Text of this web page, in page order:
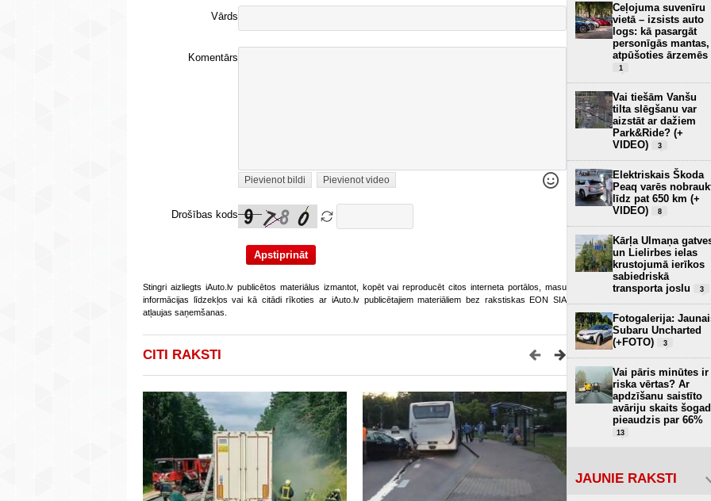
Vārds
Komentārs
Pievienot bildi Pievienot video
Drošības kods
Stingri aizliegts iAuto.lv publicētos materiālus izmantot, kopēt vai reproducēt citos interneta portālos, masu
informācijas līdzekļos vai kā citādi rīkoties ar iAuto.lv publicētajiem materiāliem bez rakstiskas EON SIA
atļaujas saņemšanas.
CITI RAKSTI
Ceļojuma suvenīru
vietā – izsists auto
logs: kā pasargāt
personīgās mantas,
atpūšoties ārzemēs
1
Vai tiešām Vanšu
tilta slēgšanu var
aizstāt ar dažiem
Park&Ride? (+
VIDEO)
3
Elektriskais Škoda
Peaq varēs
līdz pat 650 km (+
VIDEO)
8
Kārļa Ulmaņa
un Lielirbes ielas
krustojumā ierīkos
sabiedriskā
transporta joslu
3
Fotogalerija:
Subaru Uncharted
(+FOTO)
3
Vai pāris minūtes ir
riska vērtas? Ar
apdzīšanu saistīto
avāriju skaits šogad
pieaudzis par 66%
13
JAUNIE RAKSTI